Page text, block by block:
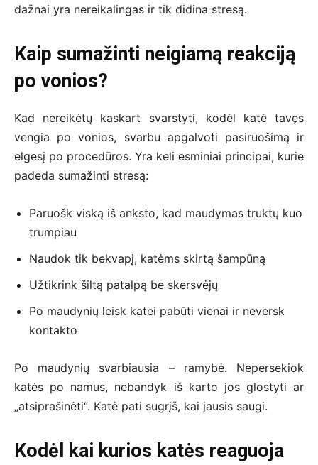
dažnai yra nereikalingas ir tik didina stresą.
Kaip sumažinti neigiamą reakciją
po vonios?
Kad nereikėtų kaskart svarstyti, kodėl katė tavęs
vengia po vonios, svarbu apgalvoti pasiruošimą ir
elgesį po procedūros. Yra keli esminiai principai, kurie
padeda sumažinti stresą:
Paruošk viską iš anksto, kad maudymas truktų kuo
trumpiau
Naudok tik bekvapį, katėms skirtą šampūną
Užtikrink šiltą patalpą be skersvėjų
Po maudynių leisk katei pabūti vienai ir neversk
kontakto
Po maudynių svarbiausia – ramybė. Nepersekiok
katės po namus, nebandyk iš karto jos glostyti ar
„atsiprašinėti“. Katė pati sugrįš, kai jausis saugi.
Kodėl kai kurios katės reaguoja